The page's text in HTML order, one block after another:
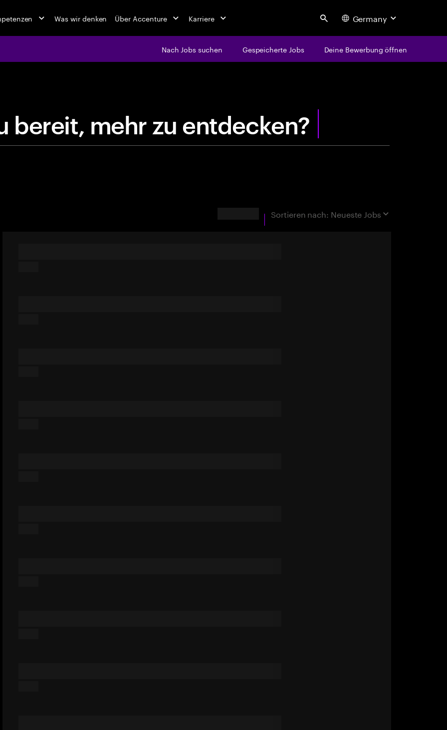
Was wir denken Über Accenture Karriere Search Germany
Nach Jobs suchen Gespeicherte Jobs Deine Bewerbung öffnen
t duber eit,m eh rzuentd
Sortieren nach: Neueste Jobs